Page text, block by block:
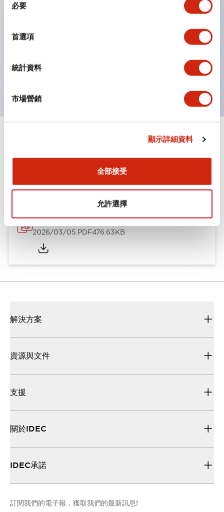
必要
首選項
統計資料
市場營銷
顯示詳細資料
全部接受
允許選擇
大容量型（BA811S、BA911S）也可直接安裝於面板
本體為聚醯胺樹脂製（黑色）。
UL・CSA認證品（BA111T、BA211T、BA311T、
BA系列 端子台
2026/03/05.PDF476.63KB
解決方案
資源與文件
支援
關於IDEC
IDEC承諾
訂閱我們的電子報，獲取我們的最新訊息!